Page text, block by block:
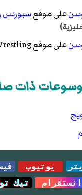
على موقعسبورتس
على موقع
ذات
يوتيوب
انستقرام
تيك